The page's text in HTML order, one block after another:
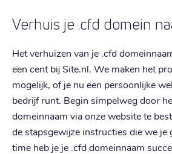
Verhuis je .cfd domein
Het verhuizen van je .cfd
een cent bij Site.nl. We maken het
mogelijk, of je nu een persoonlijke
bedrijf runt. Begin simpelweg door
domeinnaam via onze website te
de stapsgewijze instructies die we je
time heb je je .cfd domeinnaam